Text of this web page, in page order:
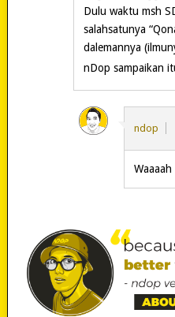
Dulu waktu msh
salahsatunya
dalemannya
nDop sampaikan
ndop